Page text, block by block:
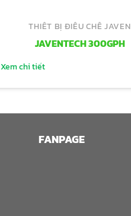
THIẾT BỊ ĐIỀU CHẾ JAVEN
JAVENTECH 300GPH
Xem chi tiết
FANPAGE